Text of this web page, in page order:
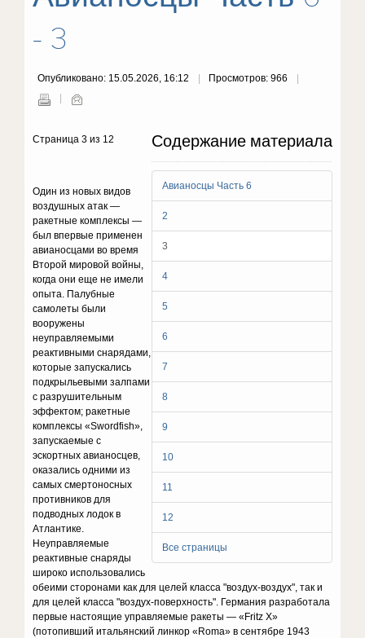
- 3
Опубликовано: 15.05.2026, 16:12 Просмотров: 966
Содержание материала
Авианосцы Часть 6
2
3
4
5
6
7
8
9
10
11
12
Все страницы
Страница 3 из 12
Один из новых видов
воздушных атак —
ракетные комплексы —
был впервые применен
авианосцами во время
Второй мировой войны,
когда они еще не имели
опыта. Палубные
самолеты были
вооружены
неуправляемыми
реактивными снарядами,
которые запускались
подкрыльевыми залпами
с разрушительным
эффектом; ракетные
комплексы «Swordfish»,
запускаемые с
эскортных авианосцев,
оказались одними из
самых смертоносных
противников для
подводных лодок в
Атлантике.
Неуправляемые
реактивные снаряды
широко использовались
обеими сторонами как для целей класса "воздух-воздух", так и
для целей класса "воздух-поверхность". Германия разработала
первые настоящие управляемые ракеты — «Fritz X»
(потопивший итальянский линкор «Roma» в сентябре 1943